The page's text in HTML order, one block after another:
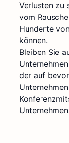
Verlusten zu
vom
Hunderte
können.
Bleiben Sie
der auf